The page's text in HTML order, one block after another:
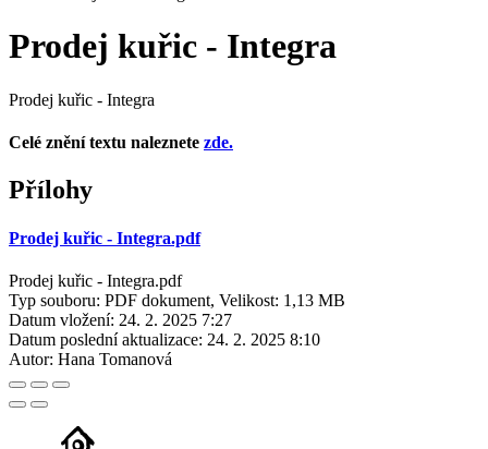
Prodej kuřic - Integra
Prodej kuřic - Integra
Celé znění textu naleznete zde.
Přílohy
Prodej kuřic - Integra.pdf
Prodej kuřic - Integra.pdf
Typ souboru: PDF dokument, Velikost: 1,13 MB
Datum vložení: 24. 2. 2025 7:27
Datum poslední aktualizace: 24. 2. 2025 8:10
Autor: Hana Tomanová